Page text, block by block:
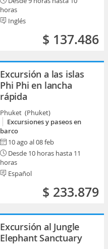
horas
Inglés
$ 137.486
Excursión a las islas
Phi Phi en lancha
rápida
Phuket (Phuket)
Excursiones y paseos en
barco
10 ago al 08 feb
Desde 10 horas hasta 11
horas
Español
$ 233.879
Excursión al Jungle
Elephant Sanctuary